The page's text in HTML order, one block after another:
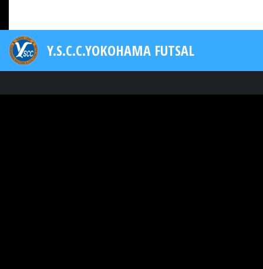
Y.S.C.C.YOKOHAMA FUTSAL